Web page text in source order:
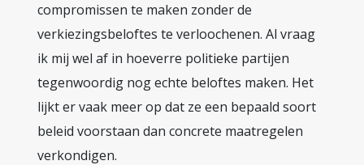
compromissen te maken zonder de
verkiezingsbeloftes te verloochenen. Al vraag
ik mij wel af in hoeverre politieke partijen
tegenwoordig nog echte beloftes maken. Het
lijkt er vaak meer op dat ze een bepaald soort
beleid voorstaan dan concrete maatregelen
verkondigen.